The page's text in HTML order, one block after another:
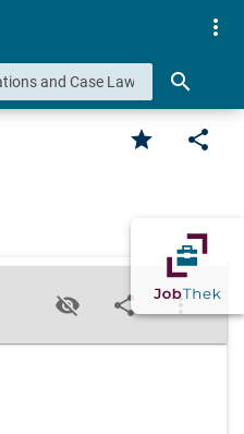
search
more_vert
star share
visibility_off share more_vert